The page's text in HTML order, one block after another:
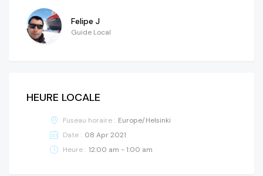
Felipe J
Guide Local
HEURE LOCALE
Fuseau horaire : Europe/Helsinki
Date : 08 Apr 2021
Heure : 12:00 am - 1:00 am